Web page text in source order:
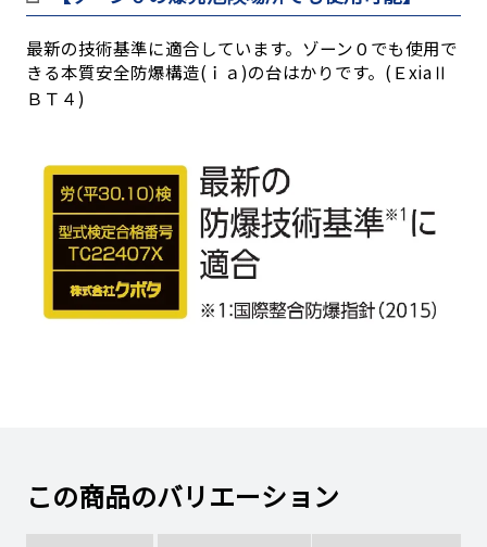
最新の技術基準に適合しています。ゾーン０でも使用で
きる本質安全防爆構造(ｉａ)の台はかりです。(ＥxiaⅡ
ＢＴ４)
この商品のバリエーション